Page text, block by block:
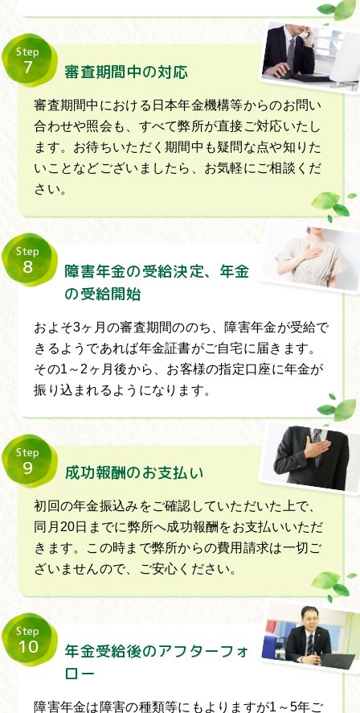
Step
7 審査期間中の対応
審査期間中における日本年金機構等からのお問い
合わせや照会も、すべて弊所が直接ご対応いたし
ます。お待ちいただく期間中も疑問な点や知りた
いことなどございましたら、お気軽にご相談くだ
さい。
Step
8
障害年金の受給決定、年金
の受給開始
およそ3ヶ月の審査期間ののち、障害年金が受給で
きるようであれば年金証書がご自宅に届きます。
その1～2ヶ月後から、お客様の指定口座に年金が
振り込まれるようになります。
Step
9 成功報酬のお支払い
初回の年金振込みをご確認していただいた上で、
同月20日までに弊所へ成功報酬をお支払いいただ
きます。この時まで弊所からの費用請求は一切ご
ざいませんので、ご安心ください。
Step
10
年金受給後のアフターフォ
ロー
障害年金は障害の種類等にもよりますが1～5年ご